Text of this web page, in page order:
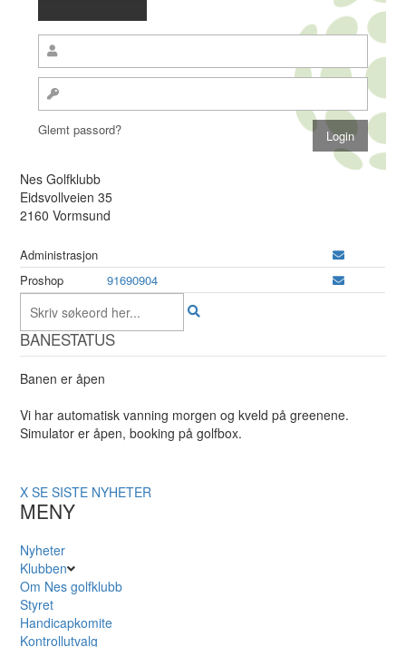
Glemt passord?
Nes Golfklubb
Eidsvollveien 35
2160 Vormsund
Administrasjon
Proshop
91690904
BANESTATUS
Banen er åpen
Vi har automatisk vanning morgen og kveld på greenene.
Simulator er åpen, booking på golfbox.
X SE SISTE NYHETER
MENY
Nyheter
Klubben
Om Nes golfklubb
Styret
Handicapkomite
Kontrollutvalg